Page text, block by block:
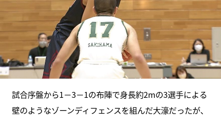
試合序盤から1－3－1の布陣で身長約2mの3選手による
壁のようなゾーンディフェンスを組んだ大濠だったが、